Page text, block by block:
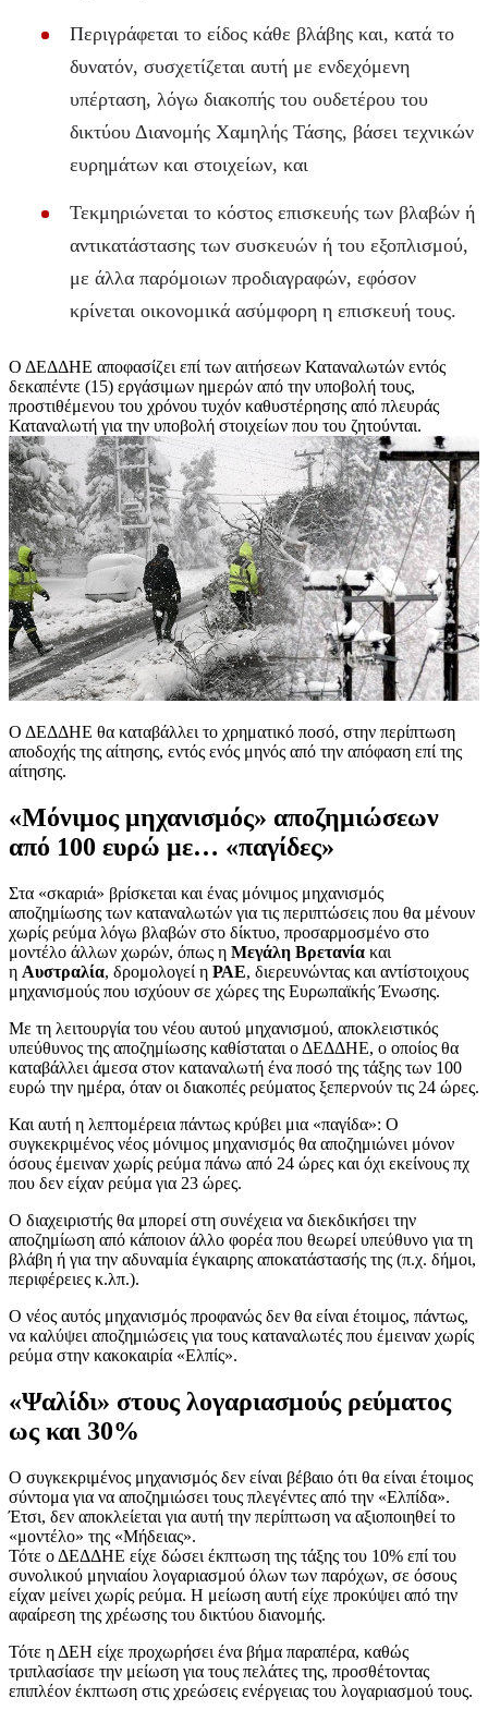
Περιγράφεται το είδος κάθε βλάβης και, κατά το
δυνατόν, συσχετίζεται αυτή με ενδεχόμενη
υπέρταση, λόγω διακοπής του ουδετέρου του
δικτύου Διανομής Χαμηλής Τάσης, βάσει τεχνικών
ευρημάτων και στοιχείων, και
Τεκμηριώνεται το κόστος επισκευής των βλαβών ή
αντικατάστασης των συσκευών ή του εξοπλισμού,
με άλλα παρόμοιων προδιαγραφών, εφόσον
κρίνεται οικονομικά ασύμφορη η επισκευή τους.
Ο ΔΕΔΔΗΕ αποφασίζει επί των αιτήσεων Καταναλωτών εντός
δεκαπέντε (15) εργάσιμων ημερών από την υποβολή τους,
προστιθέμενου του χρόνου τυχόν καθυστέρησης από πλευράς
Καταναλωτή για την υποβολή στοιχείων που του ζητούνται.
Ο ΔΕΔΔΗΕ θα καταβάλλει το χρηματικό ποσό, στην περίπτωση
αποδοχής της αίτησης, εντός ενός μηνός από την απόφαση επί της
αίτησης.
«Μόνιμος μηχανισμός» αποζημιώσεων
από 100 ευρώ με… «παγίδες»
Στα «σκαριά» βρίσκεται και ένας μόνιμος μηχανισμός
αποζημίωσης των καταναλωτών για τις περιπτώσεις που θα μένουν
χωρίς ρεύμα λόγω βλαβών στο δίκτυο, προσαρμοσμένο στο
μοντέλο άλλων χωρών, όπως η Μεγάλη Βρετανία και
η Αυστραλία, δρομολογεί η ΡΑΕ, διερευνώντας και αντίστοιχους
μηχανισμούς που ισχύουν σε χώρες της Ευρωπαϊκής Ένωσης.
Με τη λειτουργία του νέου αυτού μηχανισμού, αποκλειστικός
υπεύθυνος της αποζημίωσης καθίσταται ο ΔΕΔΔΗΕ, ο οποίος θα
καταβάλλει άμεσα στον καταναλωτή ένα ποσό της τάξης των 100
ευρώ την ημέρα, όταν οι διακοπές ρεύματος ξεπερνούν τις 24 ώρες.
Και αυτή η λεπτομέρεια πάντως κρύβει μια «παγίδα»: Ο
συγκεκριμένος νέος μόνιμος μηχανισμός θα αποζημιώνει μόνον
όσους έμειναν χωρίς ρεύμα πάνω από 24 ώρες και όχι εκείνους πχ
που δεν είχαν ρεύμα για 23 ώρες.
Ο διαχειριστής θα μπορεί στη συνέχεια να διεκδικήσει την
αποζημίωση από κάποιον άλλο φορέα που θεωρεί υπεύθυνο για τη
βλάβη ή για την αδυναμία έγκαιρης αποκατάστασής της (π.χ. δήμοι,
περιφέρειες κ.λπ.).
Ο νέος αυτός μηχανισμός προφανώς δεν θα είναι έτοιμος, πάντως,
να καλύψει αποζημιώσεις για τους καταναλωτές που έμειναν χωρίς
ρεύμα στην κακοκαιρία «Ελπίς».
«Ψαλίδι» στους λογαριασμούς ρεύματος
ως και 30%
Ο συγκεκριμένος μηχανισμός δεν είναι βέβαιο ότι θα είναι έτοιμος
σύντομα για να αποζημιώσει τους πλεγέντες από την «Ελπίδα».
Έτσι, δεν αποκλείεται για αυτή την περίπτωση να αξιοποιηθεί το
«μοντέλο» της «Μήδειας».
Τότε ο ΔΕΔΔΗΕ είχε δώσει έκπτωση της τάξης του 10% επί του
συνολικού μηνιαίου λογαριασμού όλων των παρόχων, σε όσους
είχαν μείνει χωρίς ρεύμα. Η μείωση αυτή είχε προκύψει από την
αφαίρεση της χρέωσης του δικτύου διανομής.
Τότε η ΔΕΗ είχε προχωρήσει ένα βήμα παραπέρα, καθώς
τριπλασίασε την μείωση για τους πελάτες της, προσθέτοντας
επιπλέον έκπτωση στις χρεώσεις ενέργειας του λογαριασμού τους.